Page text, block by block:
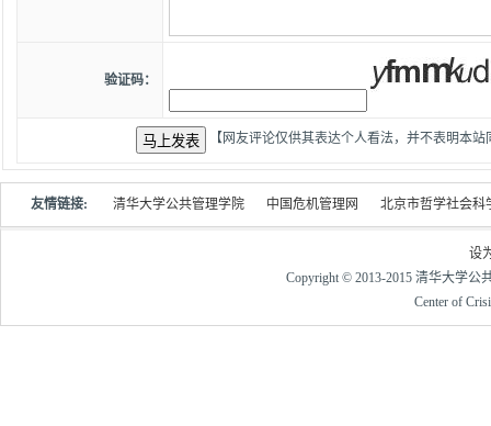
验证码：
【网友评论仅供其表达个人看法，并不表明本
友情链接: 清华大学公共管理学院 中国危机管理网 北京市哲学社会科
设
Copyright © 2013-2015 清华大学公
Center of